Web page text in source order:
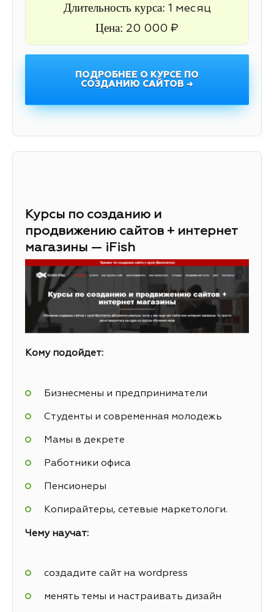
Длительность курса: 1 месяц
Цена: 20 000 ₽
ПОДРОБНЕЕ О КУРСЕ ПО
СОЗДАНИЮ САЙТОВ →
Курсы по созданию и
продвижению сайтов + интернет
магазины — iFish
Кому подойдет:
Бизнесмены и предприниматели
Студенты и современная молодежь
Мамы в декрете
Работники офиса
Пенсионеры
Копирайтеры, сетевые маркетологи.
Чему научат:
создадите сайт на wordpress
менять темы и настраивать дизайн